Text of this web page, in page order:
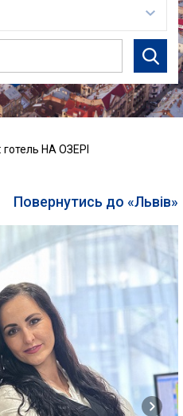
готель НА ОЗЕРІ
Повернутись до «Львів»